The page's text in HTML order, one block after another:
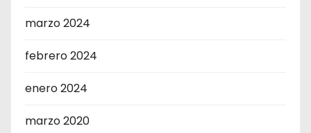
marzo 2024
febrero 2024
enero 2024
marzo 2020